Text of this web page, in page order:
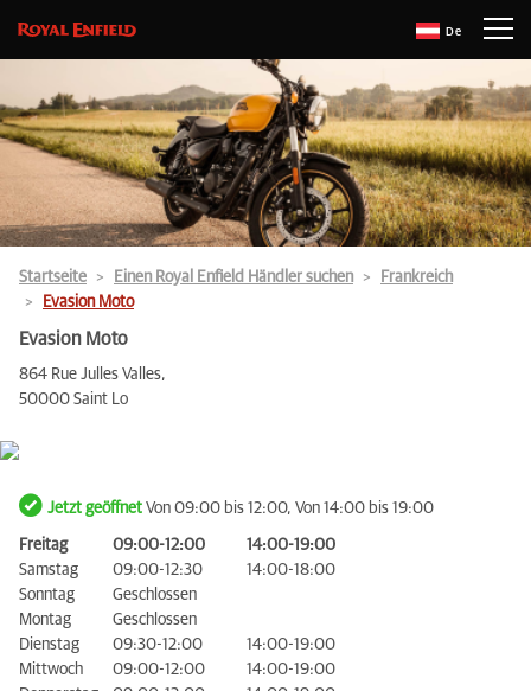
De
Startseite Einen Royal Enfield Händler suchen
Frankreich
Evasion Moto
Evasion Moto
864 Rue Julles Valles,
50000 Saint Lo
Jetzt geöffnet Von 09:00 bis 12:00, Von 14:00 bis 19:00
Freitag 09:00-12:00
14:00-19:00
Samstag
09:00-12:30
14:00-18:00
Sonntag
Geschlossen
Montag
Geschlossen
Dienstag
09:30-12:00
14:00-19:00
Mittwoch
09:00-12:00
14:00-19:00